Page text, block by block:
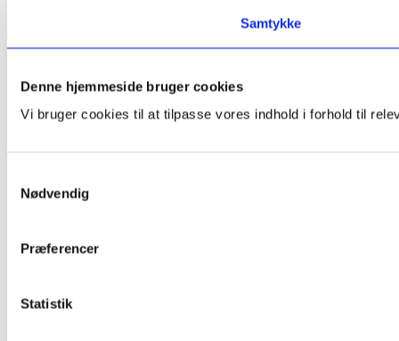
Samtykke
Denne hjemmeside bruger cookies
Vi bruger cookies til at tilpasse vores indhold i forhold til
Nødvendig
Præferencer
Statistik